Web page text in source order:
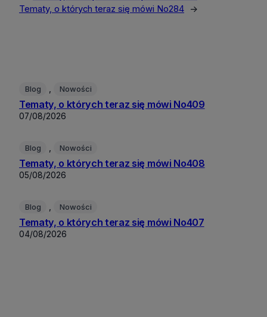
Tematy, o których teraz się mówi No284
→
Blog Nowości
Tematy, o których teraz się mówi No409
07/08/2026
Blog Nowości
Tematy, o których teraz się mówi No408
05/08/2026
Blog Nowości
Tematy, o których teraz się mówi No407
04/08/2026